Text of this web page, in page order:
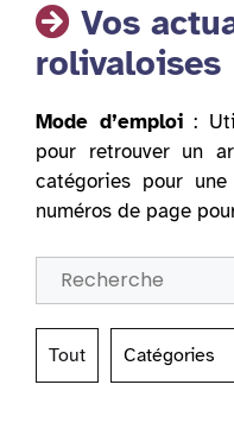
Vos
rolivaloises
Mode d’emploi:
pour retrouver un
catégories pour
numéros de page
Tout Catégories